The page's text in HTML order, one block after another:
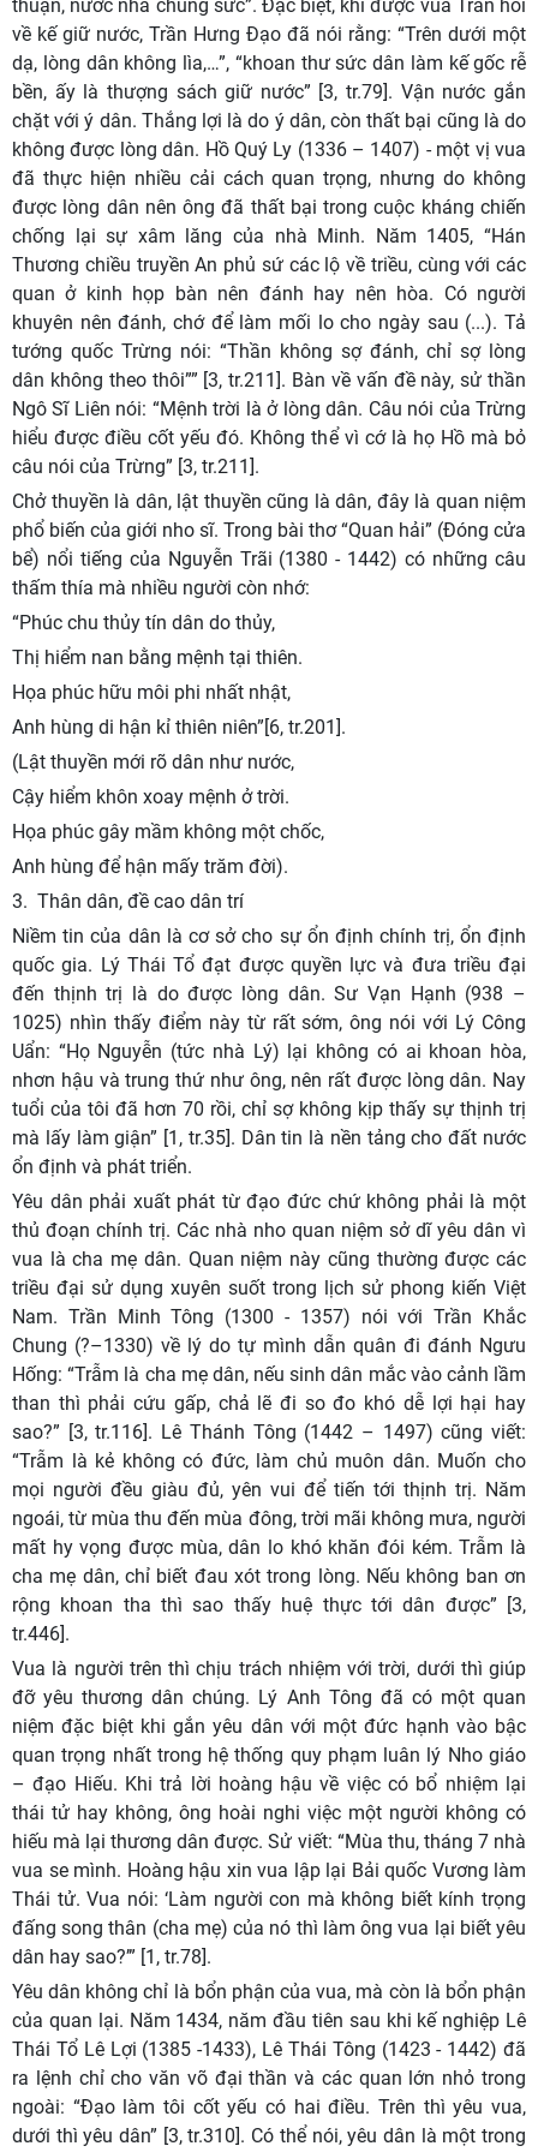
thuận, nước nhà chung sức”. Đặc biệt, khi được vua Trần hỏi
về kế giữ nước, Trần Hưng Đạo đã nói rằng: “Trên dưới một
dạ, lòng dân không lìa,…”, “khoan thư sức dân làm kế gốc rễ
bền, ấy là thượng sách giữ nước” [3, tr.79]. Vận nước gắn
chặt với ý dân. Thắng lợi là do ý dân, còn thất bại cũng là do
không được lòng dân. Hồ Quý Ly (1336 – 1407) - một vị vua
đã thực hiện nhiều cải cách quan trọng, nhưng do không
được lòng dân nên ông đã thất bại trong cuộc kháng chiến
chống lại sự xâm lăng của nhà Minh. Năm 1405, “Hán
Thương chiều truyền An phủ sứ các lộ về triều, cùng với các
quan ở kinh họp bàn nên đánh hay nên hòa. Có người
khuyên nên đánh, chớ để làm mối lo cho ngày sau (...). Tả
tướng quốc Trừng nói: “Thần không sợ đánh, chỉ sợ lòng
dân không theo thôi”” [3, tr.211]. Bàn về vấn đề này, sử thần
Ngô Sĩ Liên nói: “Mệnh trời là ở lòng dân. Câu nói của Trừng
hiểu được điều cốt yếu đó. Không thể vì cớ là họ Hồ mà bỏ
câu nói của Trừng” [3, tr.211].
Chở thuyền là dân, lật thuyền cũng là dân, đây là quan niệm
phổ biến của giới nho sĩ. Trong bài thơ “Quan hải” (Đóng cửa
bể) nổi tiếng của Nguyễn Trãi (1380 - 1442) có những câu
thấm thía mà nhiều người còn nhớ:
“Phúc chu thủy tín dân do thủy,
Thị hiểm nan bằng mệnh tại thiên.
Họa phúc hữu môi phi nhất nhật,
Anh hùng di hận kỉ thiên niên”[6, tr.201].
(Lật thuyền mới rõ dân như nước,
Cậy hiểm khôn xoay mệnh ở trời.
Họa phúc gây mầm không một chốc,
Anh hùng để hận mấy trăm đời).
3. Thân dân, đề cao dân trí
Niềm tin của dân là cơ sở cho sự ổn định chính trị, ổn định
quốc gia. Lý Thái Tổ đạt được quyền lực và đưa triều đại
đến thịnh trị là do được lòng dân. Sư Vạn Hạnh (938 –
1025) nhìn thấy điểm này từ rất sớm, ông nói với Lý Công
Uẩn: “Họ Nguyễn (tức nhà Lý) lại không có ai khoan hòa,
nhơn hậu và trung thứ như ông, nên rất được lòng dân. Nay
tuổi của tôi đã hơn 70 rồi, chỉ sợ không kịp thấy sự thịnh trị
mà lấy làm giận” [1, tr.35]. Dân tin là nền tảng cho đất nước
ổn định và phát triển.
Yêu dân phải xuất phát từ đạo đức chứ không phải là một
thủ đoạn chính trị. Các nhà nho quan niệm sở dĩ yêu dân vì
vua là cha mẹ dân. Quan niệm này cũng thường được các
triều đại sử dụng xuyên suốt trong lịch sử phong kiến Việt
Nam. Trần Minh Tông (1300 - 1357) nói với Trần Khắc
Chung (?–1330) về lý do tự mình dẫn quân đi đánh Ngưu
Hống: “Trẫm là cha mẹ dân, nếu sinh dân mắc vào cảnh lầm
than thì phải cứu gấp, chả lẽ đi so đo khó dễ lợi hại hay
sao?” [3, tr.116]. Lê Thánh Tông (1442 – 1497) cũng viết:
“Trẫm là kẻ không có đức, làm chủ muôn dân. Muốn cho
mọi người đều giàu đủ, yên vui để tiến tới thịnh trị. Năm
ngoái, từ mùa thu đến mùa đông, trời mãi không mưa, người
mất hy vọng được mùa, dân lo khó khăn đói kém. Trẫm là
cha mẹ dân, chỉ biết đau xót trong lòng. Nếu không ban ơn
rộng khoan tha thì sao thấy huệ thực tới dân được” [3,
tr.446].
Vua là người trên thì chịu trách nhiệm với trời, dưới thì giúp
đỡ yêu thương dân chúng. Lý Anh Tông đã có một quan
niệm đặc biệt khi gắn yêu dân với một đức hạnh vào bậc
quan trọng nhất trong hệ thống quy phạm luân lý Nho giáo
– đạo Hiếu. Khi trả lời hoàng hậu về việc có bổ nhiệm lại
thái tử hay không, ông hoài nghi việc một người không có
hiếu mà lại thương dân được. Sử viết: “Mùa thu, tháng 7 nhà
vua se mình. Hoàng hậu xin vua lập lại Bải quốc Vương làm
Thái tử. Vua nói: ‘Làm người con mà không biết kính trọng
đấng song thân (cha mẹ) của nó thì làm ông vua lại biết yêu
dân hay sao?’” [1, tr.78].
Yêu dân không chỉ là bổn phận của vua, mà còn là bổn phận
của quan lại. Năm 1434, năm đầu tiên sau khi kế nghiệp Lê
Thái Tổ Lê Lợi (1385 -1433), Lê Thái Tông (1423 - 1442) đã
ra lệnh chỉ cho văn võ đại thần và các quan lớn nhỏ trong
ngoài: “Đạo làm tôi cốt yếu có hai điều. Trên thì yêu vua,
dưới thì yêu dân” [3, tr.310]. Có thể nói, yêu dân là một trong